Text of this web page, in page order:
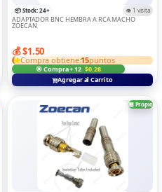
TABLET
Teclados Y Mouse
TRANSMISOR
TRIPODE
📦 Stock: 24+ 👁️ 1 visita
ADAPTADOR BNC HEMBRA A RCA MACHO
ZOECAN
💰 $1.50
Compra obtiene:15puntos
🎯 Compra + 12 $0.28
Agregar al Carrito
🏪 Propio